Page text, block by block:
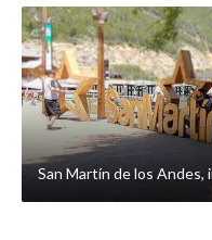
San Martín de los